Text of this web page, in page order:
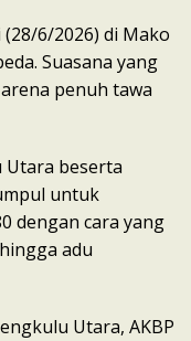
(28/6/2026) di Mako
Suasana yang
penuh tawa
Utara beserta
untuk
dengan cara yang
adu
Utara, AKBP